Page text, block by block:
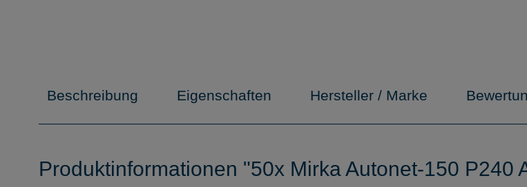
Beschreibung Eigenschaften Hersteller / Marke
Produktinformationen "50x Mirka Autonet-150 P240